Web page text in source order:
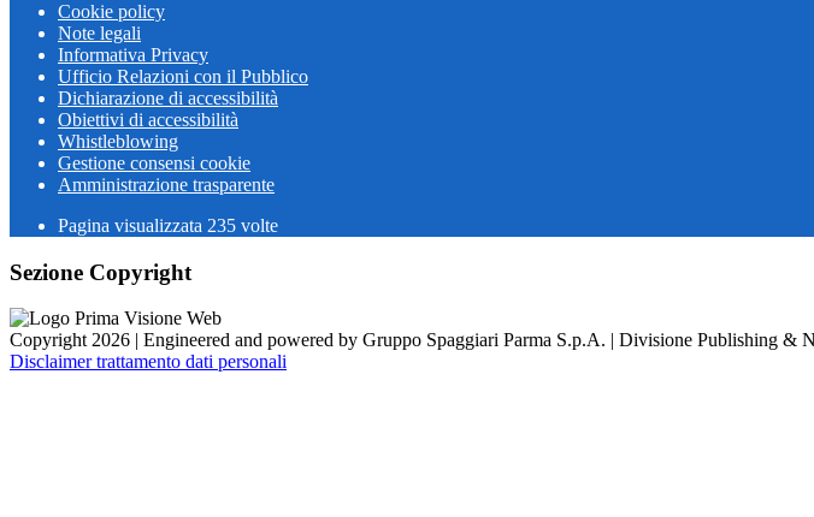
Cookie policy
Note legali
Informativa Privacy
Ufficio Relazioni con il Pubblico
Dichiarazione di accessibilità
Obiettivi di accessibilità
Whistleblowing
Gestione consensi cookie
Amministrazione trasparente
Pagina visualizzata 235 volte
Sezione Copyright
Copyright 2026 | Engineered and powered by Gruppo Spaggiari Parma S.p.A. | Divisione Publishing &
Disclaimer trattamento dati personali